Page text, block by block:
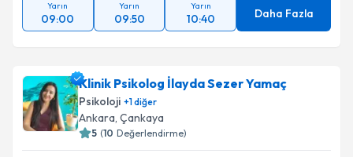
Yarın
09:00
Yarın
09:50
Yarın
10:40 Daha Fazla
Klinik Psikolog İlayda Sezer Yamaç
Psikoloji +1diğer
Ankara, Çankaya
5 (10 Değerlendirme)